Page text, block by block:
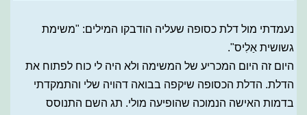
נעמדתי מול דלת כסופה שעליה הודבקו המילים: "משימת
גשושית אַלִיס".
היום זה היום המכריע של המשימה ולא היה לי כוח לפתוח את
הדלת. הדלת הכסופה שיקפה בבואה דהויה שלי והתמקדתי
בדמות האישה הנמוכה שהופיעה מולי. תג השם התנוסס